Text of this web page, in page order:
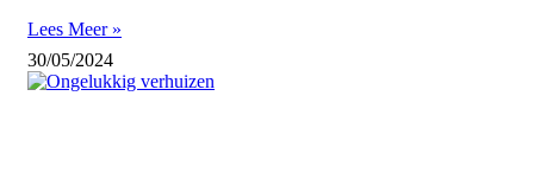
Lees Meer »
30/05/2024